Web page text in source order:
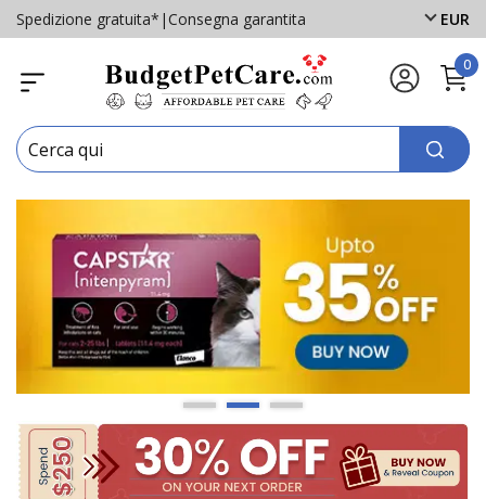
Spedizione gratuita* |Consegna garantita EUR
0